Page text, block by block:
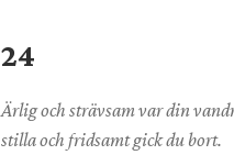
24
Ärlig och strävsam var din
stilla och fridsamt gick du bort.